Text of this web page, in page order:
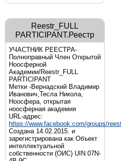
Reestr_FULL
PARTICIPANT.Реестр
УЧАСТНИК РЕЕСТРА-
Полноправный Член Открытой
Ноосферной
Академии/Reestr_FULL
PARTICIPANT
Метки -Вернадский Владимир
Иванович,Тесла Никола,
Ноосфера, открытая
ноосферная академия
URL-адрес:
https://www.facebook.com/groups/
Создана 14.02.2015. и
зарегистрирована как Объект
интеллектуальной
собственности (ОИС) UIN 07N-